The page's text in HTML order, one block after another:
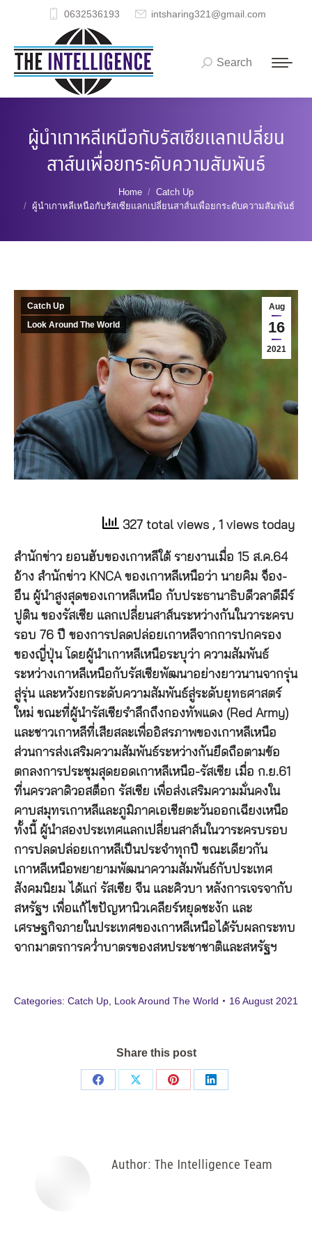
0632536193 intsharing321@gmail.com
Search:
Search
ผู้นำเกาหลีเหนือกับรัสเซียแลกเปลี่ยน
สาส์นเพื่อยกระดับความสัมพันธ์
Home
Catch Up
ผู้นำเกาหลีเหนือกับรัสเซียแลกเปลี่ยนสาส์นเพื่อยกระดับความสัมพันธ์
Aug
16
2021
Catch Up
Look Around The World
327 total views , 1 views today
สำนักข่าว ยอนฮับของเกาหลีใต้ รายงานเมื่อ 15 ส.ค.64
อ้าง สำนักข่าว KNCA ของเกาหลีเหนือว่า นายคิม จ็อง-
อึน ผู้นำสูงสุดของเกาหลีเหนือ กับประธานาธิบดีวลาดีมีร์
ปูติน ของรัสเซีย แลกเปลี่ยนสาส์นระหว่างกันในวาระครบ
รอบ 76 ปี ของการปลดปล่อยเกาหลีจากการปกครอง
ของญี่ปุ่น โดยผู้นำเกาหลีเหนือระบุว่า ความสัมพันธ์
ระหว่างเกาหลีเหนือกับรัสเซียพัฒนาอย่างยาวนานจากรุ่น
สู่รุ่น และหวังยกระดับความสัมพันธ์สู่ระดับยุทธศาสตร์
ใหม่ ขณะที่ผู้นำรัสเซียรำลึกถึงกองทัพแดง (Red Army)
และชาวเกาหลีที่เสียสละเพื่ออิสรภาพของเกาหลีเหนือ
ส่วนการส่งเสริมความสัมพันธ์ระหว่างกันยึดถือตามข้อ
ตกลงการประชุมสุดยอดเกาหลีเหนือ-รัสเซีย เมื่อ ก.ย.61
ที่นครวลาดิวอสต็อก รัสเซีย เพื่อส่งเสริมความมั่นคงใน
คาบสมุทรเกาหลีและภูมิภาคเอเชียตะวันออกเฉียงเหนือ
ทั้งนี้ ผู้นำสองประเทศแลกเปลี่ยนสาส์นในวาระครบรอบ
การปลดปล่อยเกาหลีเป็นประจำทุกปี ขณะเดียวกัน
เกาหลีเหนือพยายามพัฒนาความสัมพันธ์กับประเทศ
สังคมนิยม ได้แก่ รัสเซีย จีน และคิวบา หลังการเจรจากับ
สหรัฐฯ เพื่อแก้ไขปัญหานิวเคลียร์หยุดชะงัก และ
เศรษฐกิจภายในประเทศของเกาหลีเหนือได้รับผลกระทบ
จากมาตรการคว่ำบาตรของสหประชาชาติและสหรัฐฯ
Categories: Catch Up Look Around The World 16 August 2021
Share this post
Share
Share
Share
Share
Author: The Intelligence Team